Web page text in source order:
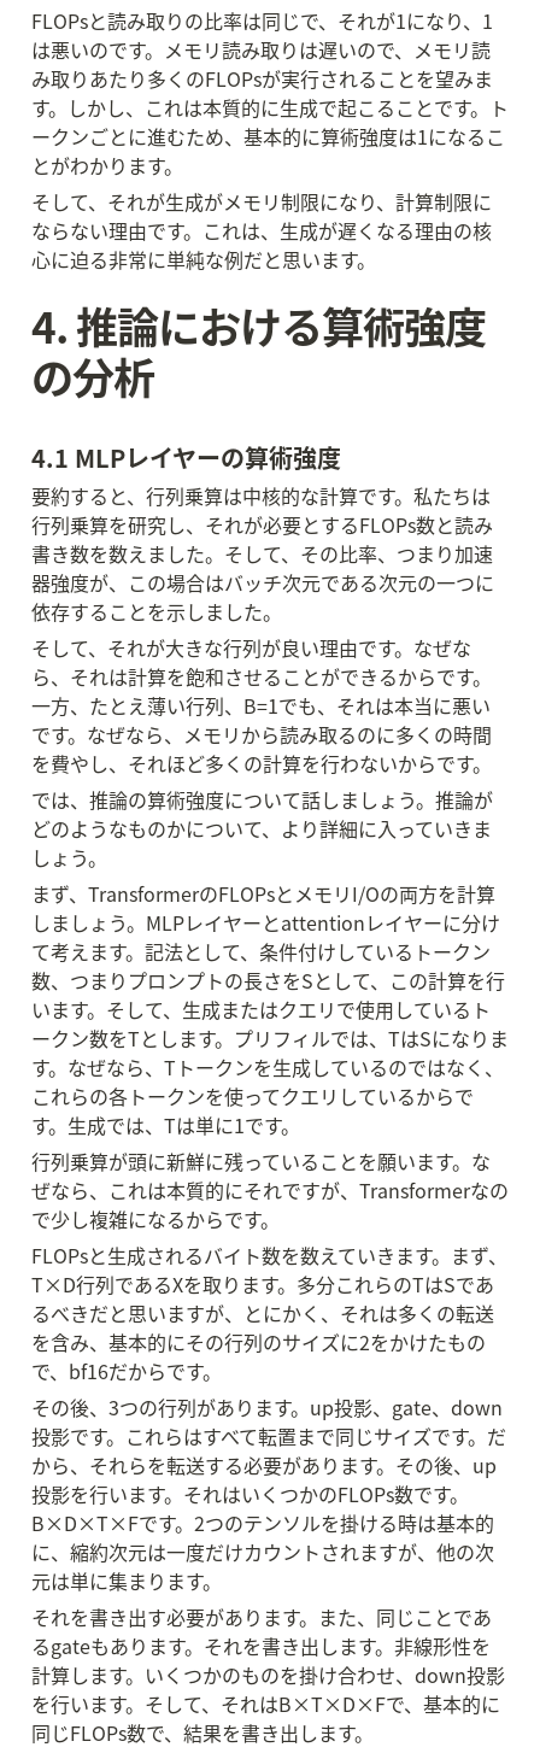
FLOPsと読み取りの比率は同じで、それが1になり、1
は悪いのです。メモリ読み取りは遅いので、メモリ読
み取りあたり多くのFLOPsが実行されることを望みま
す。しかし、これは本質的に生成で起こることです。ト
ークンごとに進むため、基本的に算術強度は1になるこ
とがわかります。
そして、それが生成がメモリ制限になり、計算制限に
ならない理由です。これは、生成が遅くなる理由の核
心に迫る非常に単純な例だと思います。
4. 推論における算術強度
の分析
4.1 MLPレイヤーの算術強度
要約すると、行列乗算は中核的な計算です。私たちは
行列乗算を研究し、それが必要とするFLOPs数と読み
書き数を数えました。そして、その比率、つまり加速
器強度が、この場合はバッチ次元である次元の一つに
依存することを示しました。
そして、それが大きな行列が良い理由です。なぜな
ら、それは計算を飽和させることができるからです。
一方、たとえ薄い行列、B=1でも、それは本当に悪い
です。なぜなら、メモリから読み取るのに多くの時間
を費やし、それほど多くの計算を行わないからです。
では、推論の算術強度について話しましょう。推論が
どのようなものかについて、より詳細に入っていきま
しょう。
まず、TransformerのFLOPsとメモリI/Oの両方を計算
しましょう。MLPレイヤーとattentionレイヤーに分け
て考えます。記法として、条件付けしているトークン
数、つまりプロンプトの長さをSとして、この計算を行
います。そして、生成またはクエリで使用しているト
ークン数をTとします。プリフィルでは、TはSになりま
す。なぜなら、Tトークンを生成しているのではなく、
これらの各トークンを使ってクエリしているからで
す。生成では、Tは単に1です。
行列乗算が頭に新鮮に残っていることを願います。な
ぜなら、これは本質的にそれですが、Transformerなの
で少し複雑になるからです。
FLOPsと生成されるバイト数を数えていきます。まず、
T×D行列であるXを取ります。多分これらのTはSであ
るべきだと思いますが、とにかく、それは多くの転送
を含み、基本的にその行列のサイズに2をかけたもの
で、bf16だからです。
その後、3つの行列があります。up投影、gate、down
投影です。これらはすべて転置まで同じサイズです。だ
から、それらを転送する必要があります。その後、up
投影を行います。それはいくつかのFLOPs数です。
B×D×T×Fです。2つのテンソルを掛ける時は基本的
に、縮約次元は一度だけカウントされますが、他の次
元は単に集まります。
それを書き出す必要があります。また、同じことであ
るgateもあります。それを書き出します。非線形性を
計算します。いくつかのものを掛け合わせ、down投影
を行います。そして、それはB×T×D×Fで、基本的に
同じFLOPs数で、結果を書き出します。